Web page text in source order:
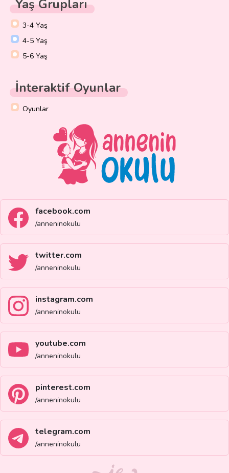
Yaş Grupları
3-4 Yaş
4-5 Yaş
5-6 Yaş
İnteraktif Oyunlar
Oyunlar
facebook.com
/anneninokulu
twitter.com
/anneninokulu
instagram.com
/anneninokulu
youtube.com
/anneninokulu
pinterest.com
/anneninokulu
telegram.com
/anneninokulu